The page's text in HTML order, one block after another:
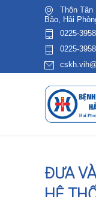
Thôn Tân
Bảo, Hải
0225-
0225-
ĐƯA